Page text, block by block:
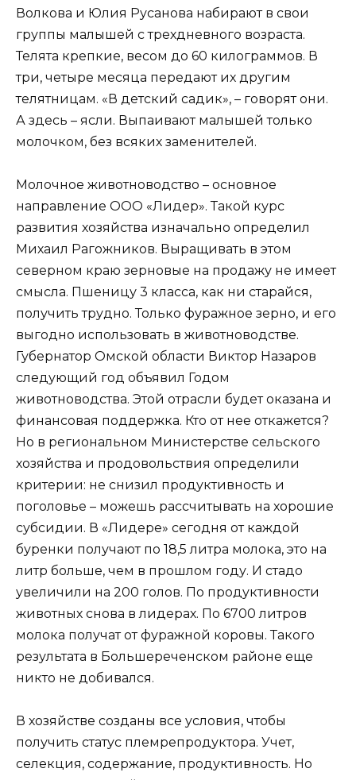
Волкова и Юлия Русанова набирают в свои
группы малышей с трехдневного возраста.
Телята крепкие, весом до 60 килограммов. В
три, четыре месяца передают их другим
телятницам. «В детский садик», – говорят они.
А здесь – ясли. Выпаивают малышей только
молочком, без всяких заменителей.
Молочное животноводство – основное
направление ООО «Лидер». Такой курс
развития хозяйства изначально определил
Михаил Рагожников. Выращивать в этом
северном краю зерновые на продажу не имеет
смысла. Пшеницу 3 класса, как ни старайся,
получить трудно. Только фуражное зерно, и его
выгодно использовать в животноводстве.
Губернатор Омской области Виктор Назаров
следующий год объявил Годом
животноводства. Этой отрасли будет оказана и
финансовая поддержка. Кто от нее откажется?
Но в региональном Министерстве сельского
хозяйства и продовольствия определили
критерии: не снизил продуктивность и
поголовье – можешь рассчитывать на хорошие
субсидии. В «Лидере» сегодня от каждой
буренки получают по 18,5 литра молока, это на
литр больше, чем в прошлом году. И стадо
увеличили на 200 голов. По продуктивности
животных снова в лидерах. По 6700 литров
молока получат от фуражной коровы. Такого
результата в Большереченском районе еще
никто не добивался.
В хозяйстве созданы все условия, чтобы
получить статус племрепродуктора. Учет,
селекция, содержание, продуктивность. Но